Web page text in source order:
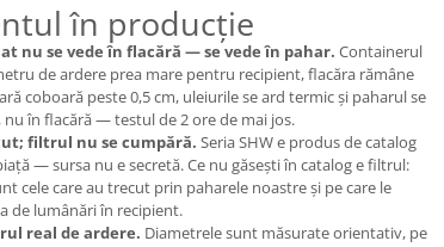
în producție
nu se vede în flacără — se vede în pahar. Containerul
de ardere prea mare pentru recipient, flacăra rămâne
coboară peste 0,5 cm, uleiurile se ard termic și paharul se
nu în flacără — testul de 2 ore de mai jos.
filtrul nu se cumpără. Seria SHW e produs de catalog
— sursa nu e secretă. Ce nu găsești în catalog e filtrul:
cele care au trecut prin paharele noastre și pe care le
de lumânări în recipient.
real de ardere. Diametrele sunt măsurate orientativ, pe